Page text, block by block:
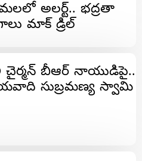
అలర్ట్.. భద్రతా
మాక్ డ్రిల్
చైర్మన్‌ బీఆర్ నాయుడిపై..
సుబ్రమణ్య స్వామి